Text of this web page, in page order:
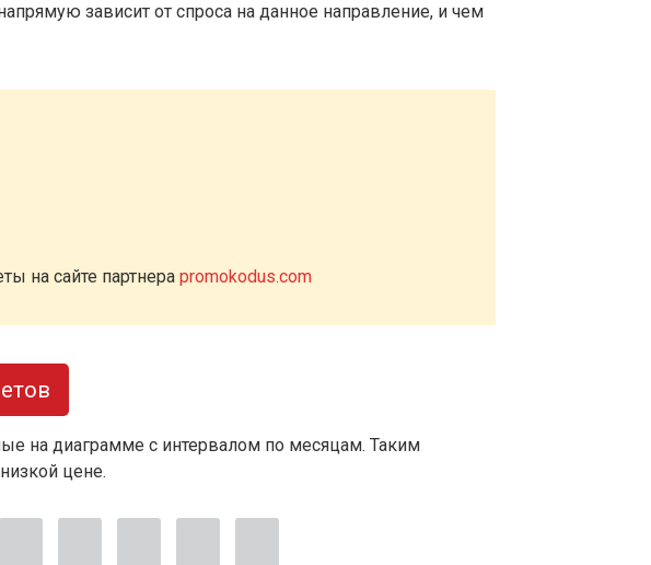
зависит от спроса на данное направление, и чем
на сайте партнера promokodus.com
на диаграмме с интервалом по месяцам. Таким
цене.